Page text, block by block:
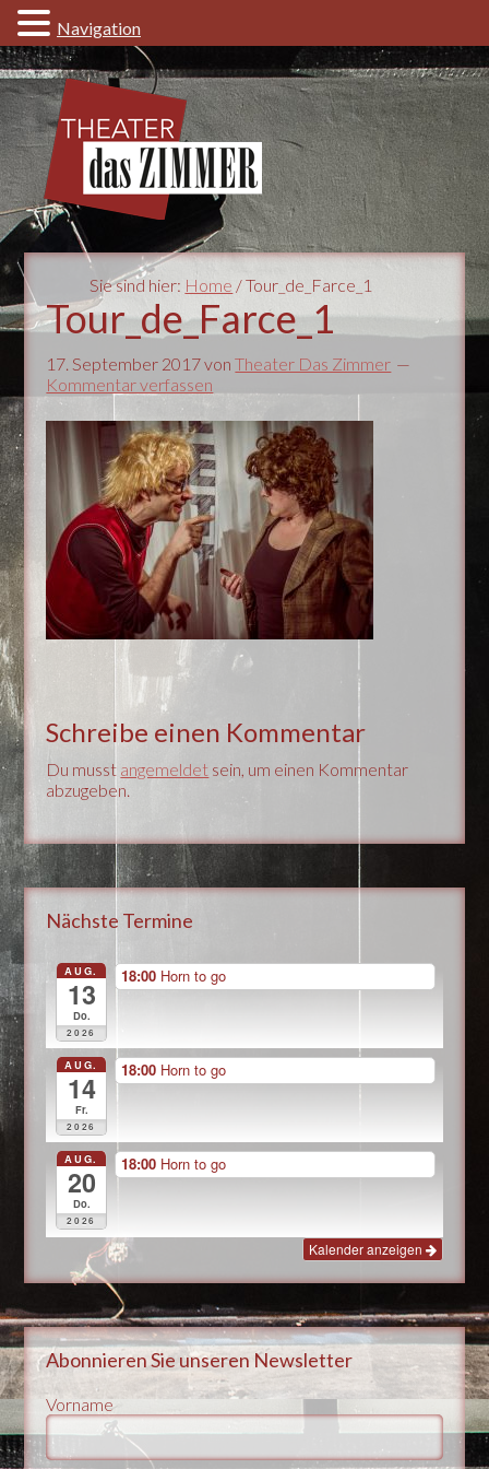
Sie sind hier: Home / Tour_de_Farce_1
Tour_de_Farce_1
17. September 2017vonTheater Das Zimmer
Kommentar verfassen
Schreibe einen Kommentar
Du musst angemeldet sein, um einen Kommentar
abzugeben.
Nächste Termine
AUG.
13
Do.
2026
18:00 Horn to go
AUG.
14
Fr.
2026
18:00 Horn to go
AUG.
20
Do.
2026
18:00 Horn to go
Kalender anzeigen
Abonnieren Sie unseren Newsletter
Vorname
Navigation